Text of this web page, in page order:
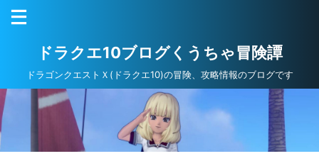
ドラクエ10ブログくうちゃ冒険譚
ドラゴンクエストＸ(ドラクエ10)の冒険、攻略情報のブログです